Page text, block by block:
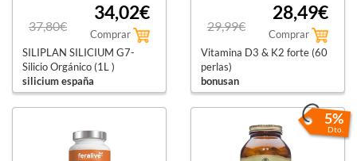
37,80€
34,02€
Comprar
SILIPLAN SILICIUM G7-
Silicio Orgánico (1L )
silicium españa
29,99€
28,49€
Comprar
Vitamina D3 & K2 forte (60
perlas)
bonusan
5%
Dto.